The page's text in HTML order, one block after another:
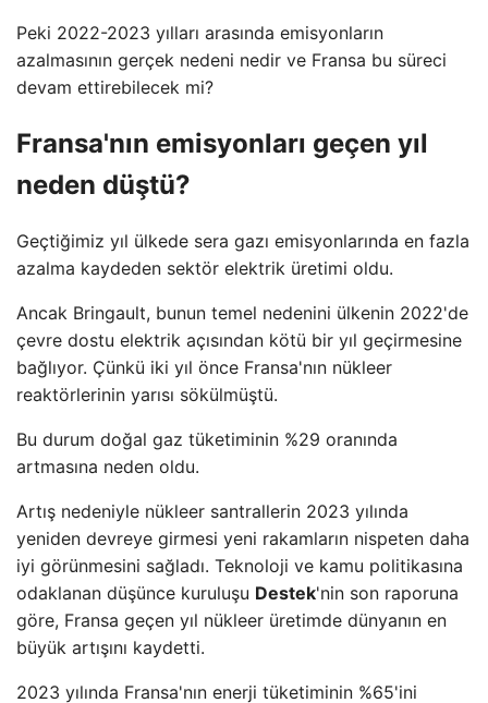
Peki 2022-2023 yılları arasında emisyonların
azalmasının gerçek nedeni nedir ve Fransa bu süreci
devam ettirebilecek mi?
Fransa'nın emisyonları geçen yıl
neden düştü?
Geçtiğimiz yıl ülkede sera gazı emisyonlarında en fazla
azalma kaydeden sektör elektrik üretimi oldu.
Ancak Bringault, bunun temel nedenini ülkenin 2022'de
çevre dostu elektrik açısından kötü bir yıl geçirmesine
bağlıyor. Çünkü iki yıl önce Fransa'nın nükleer
reaktörlerinin yarısı sökülmüştü.
Bu durum doğal gaz tüketiminin %29 oranında
artmasına neden oldu.
Artış nedeniyle nükleer santrallerin 2023 yılında
yeniden devreye girmesi yeni rakamların nispeten daha
iyi görünmesini sağladı. Teknoloji ve kamu politikasına
odaklanan düşünce kuruluşu Destek'nin son raporuna
göre, Fransa geçen yıl nükleer üretimde dünyanın en
büyük artışını kaydetti.
2023 yılında Fransa'nın enerji tüketiminin %65'ini